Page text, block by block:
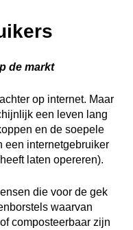
de markt
op internet. Maar
een leven lang
en de soepele
een internetgebruiker
laten opereren).
die voor de gek
waarvan
composteerbaar zijn